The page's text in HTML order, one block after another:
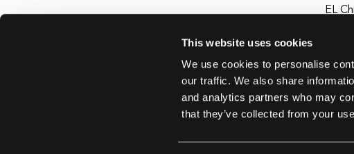
This website uses cookies
We use cookies to personalise
our traffic. We also share
and analytics partners who may
that they’ve collected from your
EL